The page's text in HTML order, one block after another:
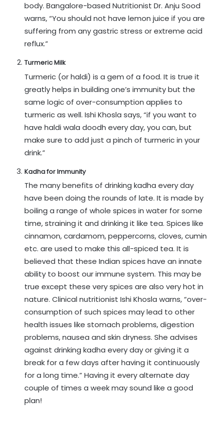
body. Bangalore-based Nutritionist Dr. Anju Sood
warns, “You should not have lemon juice if you are
suffering from any gastric stress or extreme acid
reflux.”
Turmeric Milk
Turmeric (or haldi) is a gem of a food. It is true it
greatly helps in building one’s immunity but the
same logic of over-consumption applies to
turmeric as well. Ishi Khosla says, “if you want to
have haldi wala doodh every day, you can, but
make sure to add just a pinch of turmeric in your
drink.”
Kadha for Immunity
The many benefits of drinking kadha every day
have been doing the rounds of late. It is made by
boiling a range of whole spices in water for some
time, straining it and drinking it like tea. Spices like
cinnamon, cardamom, peppercorns, cloves, cumin
etc. are used to make this all-spiced tea. It is
believed that these Indian spices have an innate
ability to boost our immune system. This may be
true except these very spices are also very hot in
nature. Clinical nutritionist Ishi Khosla warns, “over-
consumption of such spices may lead to other
health issues like stomach problems, digestion
problems, nausea and skin dryness. She advises
against drinking kadha every day or giving it a
break for a few days after having it continuously
for a long time.” Having it every alternate day
couple of times a week may sound like a good
plan!